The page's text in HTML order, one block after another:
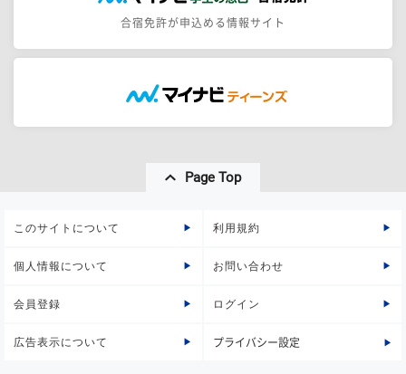
合宿免許が申込める情報サイト
Page Top
このサイトについて 利用規約
個人情報について お問い合わせ
会員登録 ログイン
広告表示について プライバシー設定